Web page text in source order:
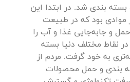
بندی شد. در ابتدا این
موادی بود که در طبیعت
و جابه‌جایی غذا و آب را
نقاط مختلف دنیا بسته
به خود گرفت. مردم از
بندی و حمل محصولات